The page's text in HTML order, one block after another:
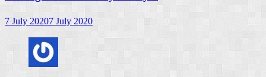
7 July 20207 July 2020